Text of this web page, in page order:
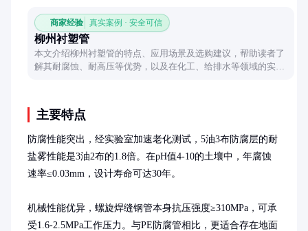
商家经验 真实案例 · 安全可信
柳州衬塑管
本文介绍柳州衬塑管的特点、应用场景及选购建议，帮助读者了
解其耐腐蚀、耐高压等优势，以及在化工、给排水等领域的实际
主要特点
防腐性能突出，经实验室加速老化测试，5油3布防腐层的耐
盐雾性能是3油2布的1.8倍。在pH值4-10的土壤中，年腐蚀
速率≤0.03mm，设计寿命可达30年。
机械性能优异，螺旋焊缝钢管本身抗压强度≥310MPa，可承
受1.6-2.5MPa工作压力。与PE防腐管相比，更适合存在地面